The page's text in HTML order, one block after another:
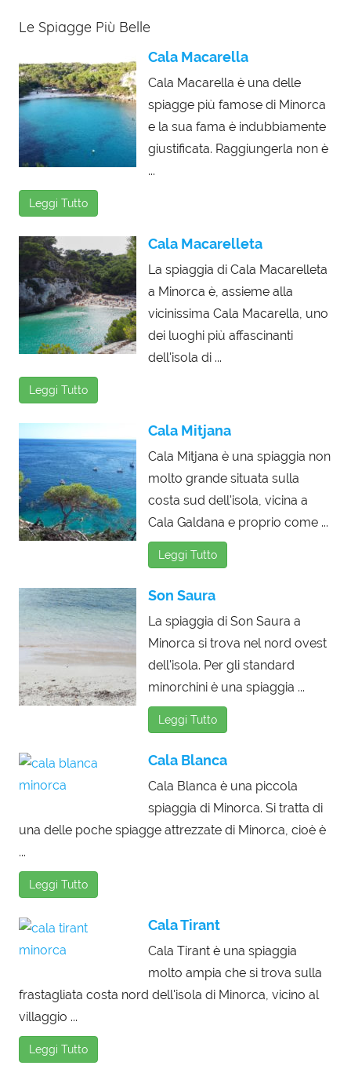
Le Spiagge Più Belle
Cala Macarella
Cala Macarella è una delle
spiagge più famose di Minorca
e la sua fama è indubbiamente
giustificata. Raggiungerla non è
...
Leggi Tutto
Cala Macarelleta
La spiaggia di Cala Macarelleta
a Minorca è, assieme alla
vicinissima Cala Macarella, uno
dei luoghi più affascinanti
dell'isola di ...
Leggi Tutto
Cala Mitjana
Cala Mitjana è una spiaggia non
molto grande situata sulla
costa sud dell'isola, vicina a
Cala Galdana e proprio come ...
Leggi Tutto
Son Saura
La spiaggia di Son Saura a
Minorca si trova nel nord ovest
dell'isola. Per gli standard
minorchini è una spiaggia ...
Leggi Tutto
Cala Blanca
Cala Blanca è una piccola
spiaggia di Minorca. Si tratta di
una delle poche spiagge attrezzate di Minorca, cioè è
...
Leggi Tutto
Cala Tirant
Cala Tirant è una spiaggia
molto ampia che si trova sulla
frastagliata costa nord dell'isola di Minorca, vicino al
villaggio ...
Leggi Tutto